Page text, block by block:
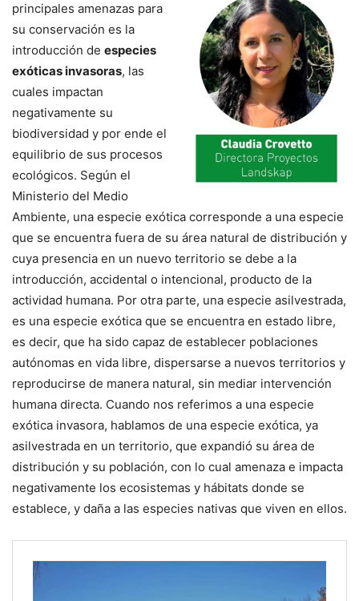
principales amenazas para
su conservación es la
introducción de especies
exóticas invasoras, las
cuales impactan
negativamente su
biodiversidad y por ende el
equilibrio de sus procesos
ecológicos. Según el
Ministerio del Medio
Ambiente, una especie exótica corresponde a una especie
que se encuentra fuera de su área natural de distribución y
cuya presencia en un nuevo territorio se debe a la
introducción, accidental o intencional, producto de la
actividad humana. Por otra parte, una especie asilvestrada,
es una especie exótica que se encuentra en estado libre,
es decir, que ha sido capaz de establecer poblaciones
autónomas en vida libre, dispersarse a nuevos territorios y
reproducirse de manera natural, sin mediar intervención
humana directa. Cuando nos referimos a una especie
exótica invasora, hablamos de una especie exótica, ya
asilvestrada en un territorio, que expandió su área de
distribución y su población, con lo cual amenaza e impacta
negativamente los ecosistemas y hábitats donde se
establece, y daña a las especies nativas que viven en ellos.